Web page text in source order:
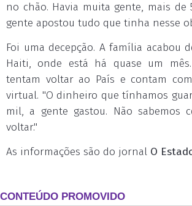
no chão. Havia muita gente, mais de
gente apostou tudo que tinha nesse
Foi uma decepção. A família acabou
Haiti, onde está há quase um
tentam voltar ao País e contam
virtual. "O dinheiro que tínhamos
mil, a gente gastou. Não sabemos
voltar."
As informações são do jornal O